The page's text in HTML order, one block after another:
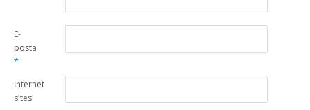
E-
posta
*
İnternet
sitesi